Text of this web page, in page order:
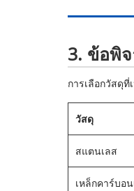
3. ข้อพิ
การเลือกวัสดุ
วัสดุ
สแตนเลส
เหล็กคาร์บอ